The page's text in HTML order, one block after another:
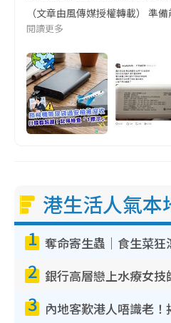
（文章由風傳媒授權轉載）
閱讀更多
港生活人氣本
1
2
3